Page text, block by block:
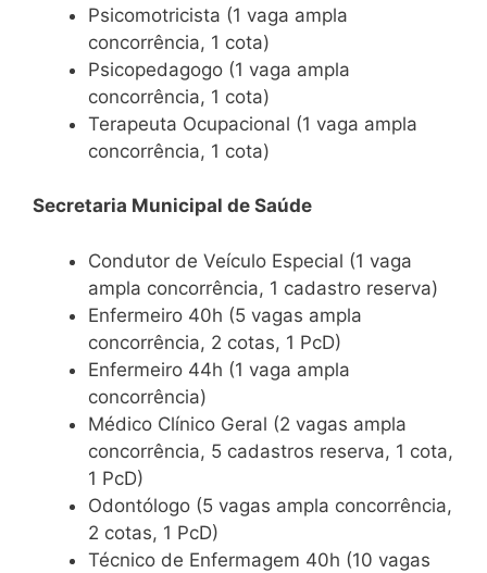
Psicomotricista (1 vaga ampla
concorrência, 1 cota)
Psicopedagogo (1 vaga ampla
concorrência, 1 cota)
Terapeuta Ocupacional (1 vaga ampla
concorrência, 1 cota)
Secretaria Municipal de Saúde
Condutor de Veículo Especial (1 vaga
ampla concorrência, 1 cadastro reserva)
Enfermeiro 40h (5 vagas ampla
concorrência, 2 cotas, 1 PcD)
Enfermeiro 44h (1 vaga ampla
concorrência)
Médico Clínico Geral (2 vagas ampla
concorrência, 5 cadastros reserva, 1 cota,
1 PcD)
Odontólogo (5 vagas ampla concorrência,
2 cotas, 1 PcD)
Técnico de Enfermagem 40h (10 vagas